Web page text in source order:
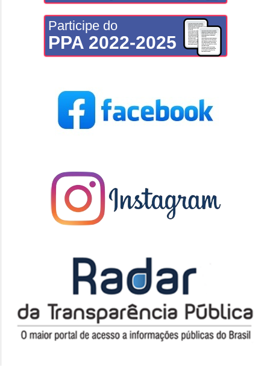
Participe do
PPA 2022-2025